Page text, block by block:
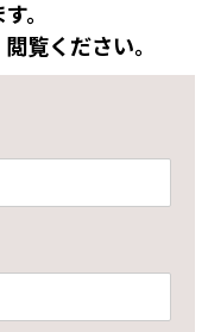
。
覧ください。